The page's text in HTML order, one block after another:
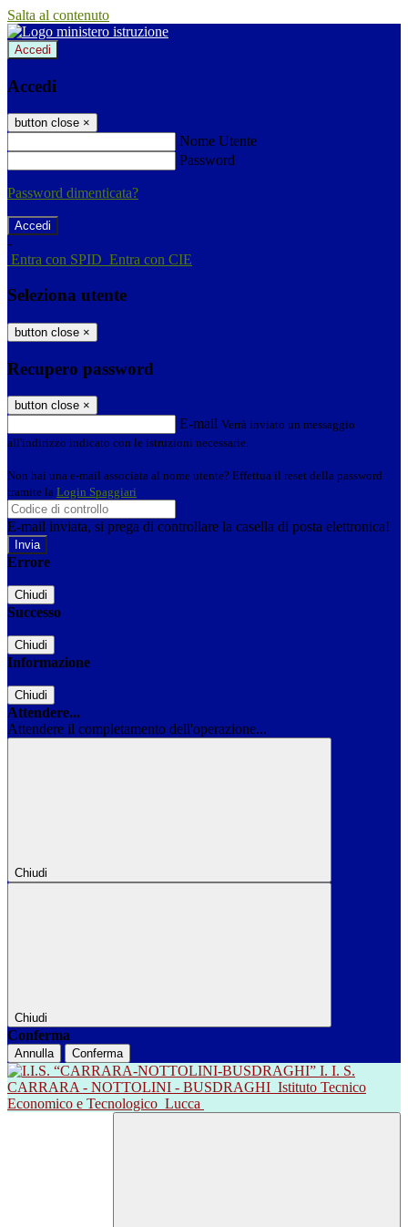
Salta al contenuto
Accedi
Accedi
button close ×
Nome Utente
Password
Password dimenticata?
-
Entra con SPID Entra con CIE
Seleziona utente
button close ×
Recupero password
button close ×
E-mail Verrà inviato un messaggio
all'indirizzo indicato con le istruzioni necessarie.
Non hai una e-mail associata al nome utente? Effettua il reset della password
tramite la Login Spaggiari
E-mail inviata, si prega di controllare la casella di posta elettronica!
Errore
Chiudi
Successo
Chiudi
Informazione
Chiudi
Attendere...
Attendere il completamento dell'operazione...
Chiudi
Chiudi
Conferma
Annulla Conferma
I. I. S.
CARRARA - NOTTOLINI - BUSDRAGHI Istituto Tecnico
Economico e Tecnologico Lucca